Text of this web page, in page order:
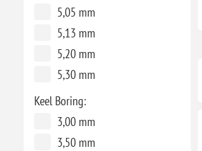
5,05 mm
5,13 mm
5,20 mm
5,30 mm
Keel Boring:
3,00 mm
3,50 mm